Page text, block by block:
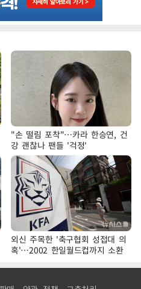
"손 떨림 포착"…카라 한승연, 건
강 괜찮나 팬들 '걱정'
외신 주목한 '축구협회 성접대 의
혹'…2002 한일월드컵까지 소환